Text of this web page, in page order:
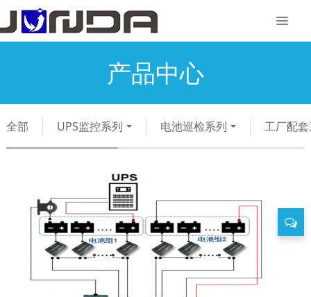
产品中心
全部 UPS监控系列 电池巡检系列 工厂配